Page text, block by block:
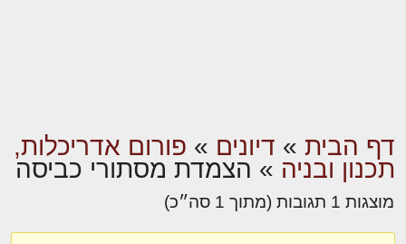
דף הבית » דיונים » פורום אדריכלות,
תכנון ובניה » הצמדת מסתורי כביסה
מוצגות 1 תגובות (מתוך 1 סה״כ)